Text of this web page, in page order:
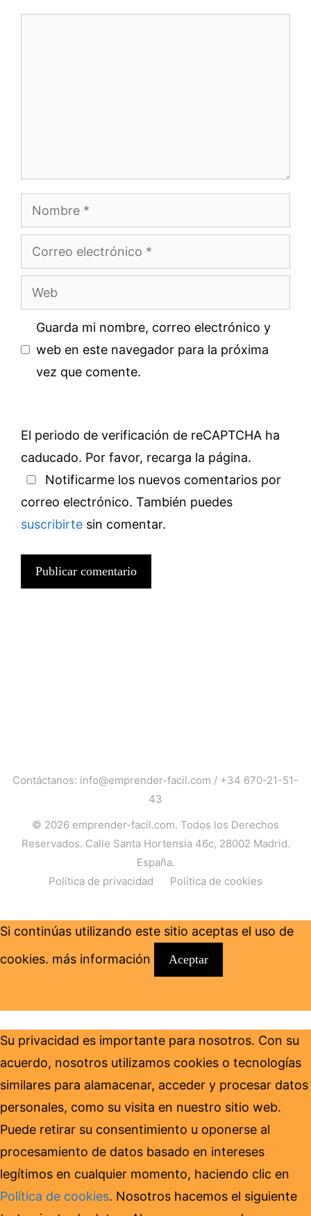
Nombre
Correo
electrónico
Web
Guarda mi nombre, correo electrónico y
web en este navegador para la próxima
vez que comente.
El periodo de verificación de reCAPTCHA ha
caducado. Por favor, recarga la página.
Notificarme los nuevos comentarios por
correo electrónico. También puedes
suscribirte sin comentar.
Contáctanos: info@emprender-facil.com / +34 670-21-51-
43
© 2026 emprender-facil.com. Todos los Derechos
Reservados. Calle Santa Hortensia 46c, 28002 Madrid.
España.
Política de privacidad
Política de cookies
Si continúas utilizando este sitio aceptas el uso de
cookies. más información Aceptar
Su privacidad es importante para nosotros. Con su
acuerdo, nosotros utilizamos cookies o tecnologías
similares para alamacenar, acceder y procesar datos
personales, como su visita en nuestro sitio web.
Puede retirar su consentimiento u oponerse al
procesamiento de datos basado en intereses
legítimos en cualquier momento, haciendo clic en
Política de cookies. Nosotros hacemos el siguiente